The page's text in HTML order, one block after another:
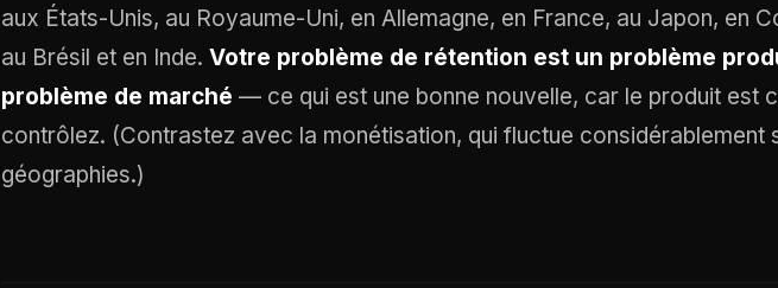
aux États-Unis, au Royaume-Uni, en Allemagne, en France, au Japon, en
au Brésil et en Inde. Votre problème de rétention est un problème
problème de marché — ce qui est une bonne nouvelle, car le produit est
contrôlez. (Contrastez avec la monétisation, qui fluctue considérablement
géographies.)